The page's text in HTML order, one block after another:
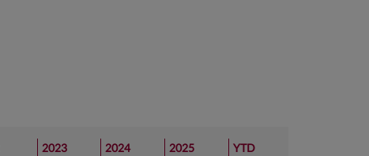
2023 2024 2025 YTD